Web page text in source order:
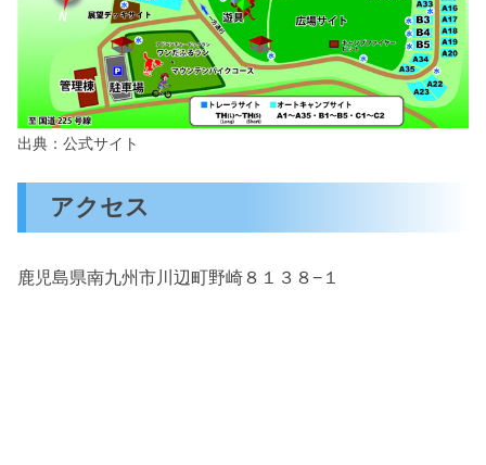
出典：公式サイト
アクセス
鹿児島県南九州市川辺町野崎８１３８−１